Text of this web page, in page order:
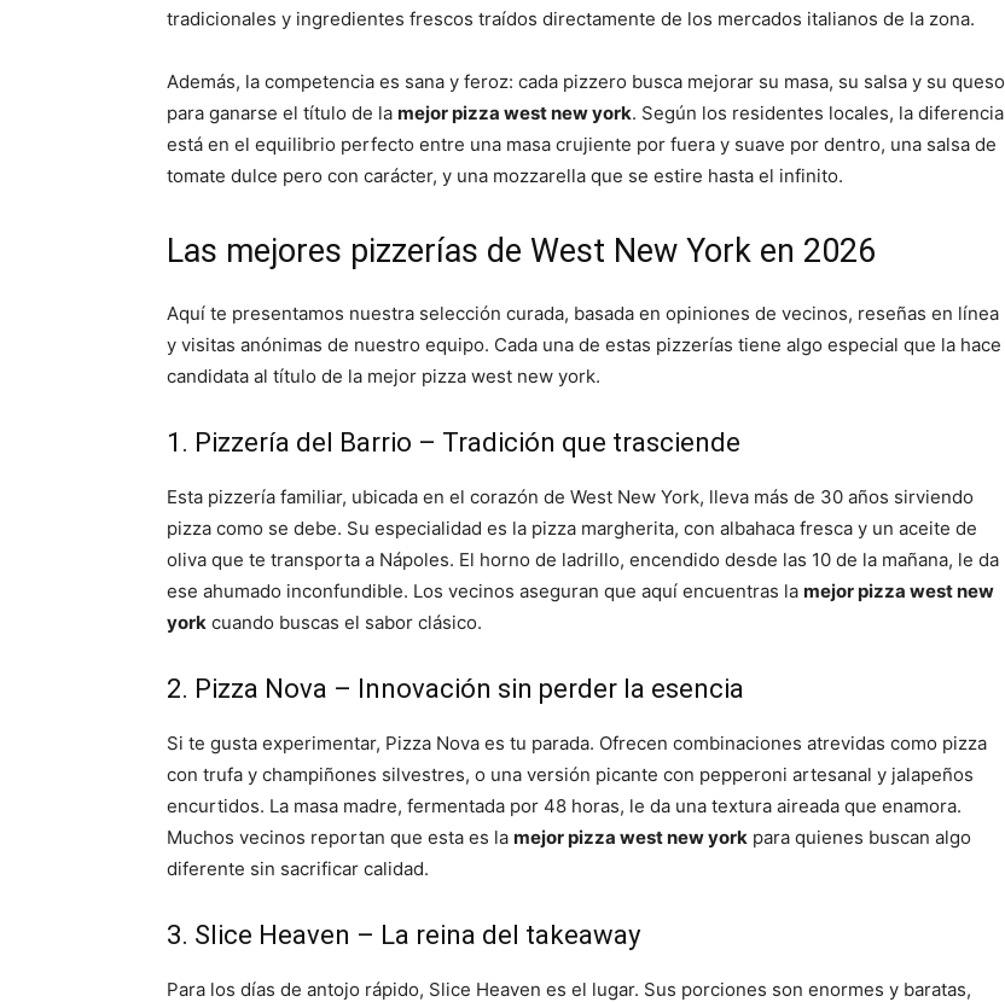
tradicionales y ingredientes frescos traídos directamente de los mercados italianos de la zona.
Además, la competencia es sana y feroz: cada pizzero busca mejorar su masa, su salsa y su queso
para ganarse el título de la mejor pizza west new york. Según los residentes locales, la diferencia
está en el equilibrio perfecto entre una masa crujiente por fuera y suave por dentro, una salsa de
tomate dulce pero con carácter, y una mozzarella que se estire hasta el infinito.
Las mejores pizzerías de West New York en 2026
Aquí te presentamos nuestra selección curada, basada en opiniones de vecinos, reseñas en línea
y visitas anónimas de nuestro equipo. Cada una de estas pizzerías tiene algo especial que la hace
candidata al título de la mejor pizza west new york.
1. Pizzería del Barrio – Tradición que trasciende
Esta pizzería familiar, ubicada en el corazón de West New York, lleva más de 30 años sirviendo
pizza como se debe. Su especialidad es la pizza margherita, con albahaca fresca y un aceite de
oliva que te transporta a Nápoles. El horno de ladrillo, encendido desde las 10 de la mañana, le da
ese ahumado inconfundible. Los vecinos aseguran que aquí encuentras la mejor pizza west new
york cuando buscas el sabor clásico.
2. Pizza Nova – Innovación sin perder la esencia
Si te gusta experimentar, Pizza Nova es tu parada. Ofrecen combinaciones atrevidas como pizza
con trufa y champiñones silvestres, o una versión picante con pepperoni artesanal y jalapeños
encurtidos. La masa madre, fermentada por 48 horas, le da una textura aireada que enamora.
Muchos vecinos reportan que esta es la mejor pizza west new york para quienes buscan algo
diferente sin sacrificar calidad.
3. Slice Heaven – La reina del takeaway
Para los días de antojo rápido, Slice Heaven es el lugar. Sus porciones son enormes y baratas,